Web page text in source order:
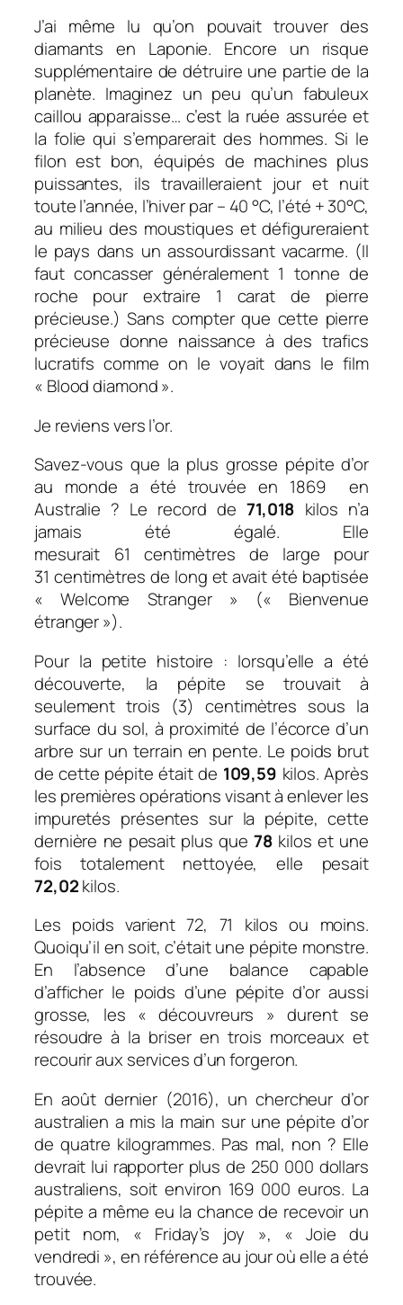
J’ai même lu qu’on pouvait trouver des
diamants en Laponie. Encore un risque
supplémentaire de détruire une partie de la
planète. Imaginez un peu qu’un fabuleux
caillou apparaisse… c’est la ruée assurée et
la folie qui s’emparerait des hommes. Si le
filon est bon, équipés de machines plus
puissantes, ils travailleraient jour et nuit
toute l’année, l’hiver par – 40 °C, l’été + 30°C,
au milieu des moustiques et défigureraient
le pays dans un assourdissant vacarme. (Il
faut concasser généralement 1 tonne de
roche pour extraire 1 carat de pierre
précieuse.) Sans compter que cette pierre
précieuse donne naissance à des trafics
lucratifs comme on le voyait dans le film
« Blood diamond ».
Je reviens vers l’or.
Savez-vous que la plus grosse pépite d’or
au monde a été trouvée en 1869 en
Australie ? Le record de 71,018 kilos n’a
jamais été égalé. Elle
mesurait 61 centimètres de large pour
31 centimètres de long et avait été baptisée
« Welcome Stranger » (« Bienvenue
étranger »).
Pour la petite histoire : lorsqu’elle a été
découverte, la pépite se trouvait à
seulementtrois (3) centimètres sous la
surface du sol, à proximité de l’écorce d’un
arbre sur un terrain en pente. Le poids brut
de cette pépite était de 109,59 kilos. Après
les premières opérations visant à enlever les
impuretés présentes sur la pépite, cette
dernière ne pesait plus que78 kilos et une
fois totalement nettoyée, elle pesait
72,02kilos.
Les poids varient 72, 71 kilos ou moins.
Quoiqu’il en soit, c’était une pépite monstre.
En l’absence d’une balance capable
d’afficher le poids d’une pépite d’or aussi
grosse, les « découvreurs » durent se
résoudre à la briser en trois morceaux et
recourir aux services d’un forgeron.
En août dernier (2016), un chercheur d’or
australien a mis la main sur une pépite d’or
de quatre kilogrammes. Pas mal, non ? Elle
devrait lui rapporter plus de 250 000 dollars
australiens, soit environ 169 000 euros. La
pépite a même eu la chance de recevoir un
petit nom, « Friday’s joy », « Joie du
vendredi », en référence au jour où elle a été
trouvée.